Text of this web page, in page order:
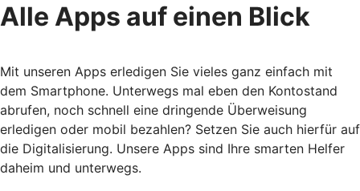
Alle Apps auf einen Blick
Mit unseren Apps erledigen Sie vieles ganz einfach mit
dem Smartphone. Unterwegs mal eben den Kontostand
abrufen, noch schnell eine dringende Überweisung
erledigen oder mobil bezahlen? Setzen Sie auch hierfür auf
die Digitalisierung. Unsere Apps sind Ihre smarten Helfer
daheim und unterwegs.